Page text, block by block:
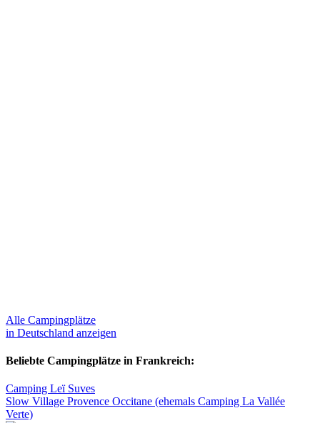
Alle Campingplätze
in Deutschland anzeigen
Beliebte Campingplätze in Frankreich:
Camping Leï Suves
Slow Village Provence Occitane (ehemals Camping La Vallée
Verte)